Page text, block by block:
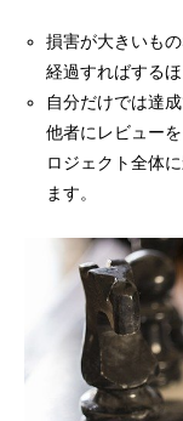
損害が大きいも
経過すればする
自分だけでは達
他者にレビュー
ロジェクト全体
ます。